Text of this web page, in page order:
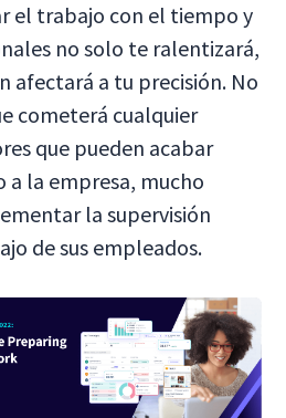
el trabajo con el tiempo y
no solo te ralentizará,
afectará a tu precisión. No
cometerá cualquier
que pueden acabar
a la empresa, mucho
la supervisión
de sus empleados.